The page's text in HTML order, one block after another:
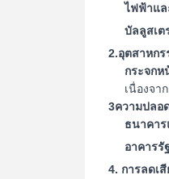
ไฟฟ้าแล
บัลลูสเต
2.อุตสาหก
กระจกห
เนื่องจา
3ความปลอ
ธนาคาร
อาคารรั
4. การลดเสี